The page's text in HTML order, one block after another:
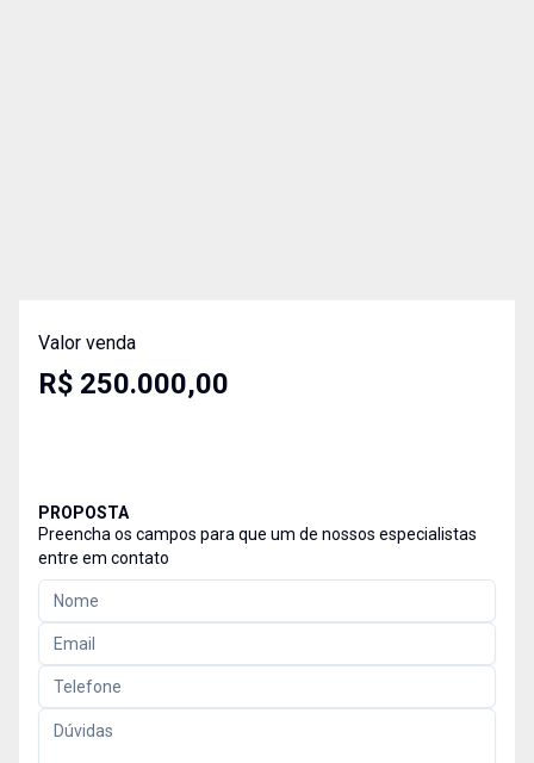
Valor venda
R$ 250.000,00
PROPOSTA
Preencha os campos para que um de nossos especialistas
entre em contato